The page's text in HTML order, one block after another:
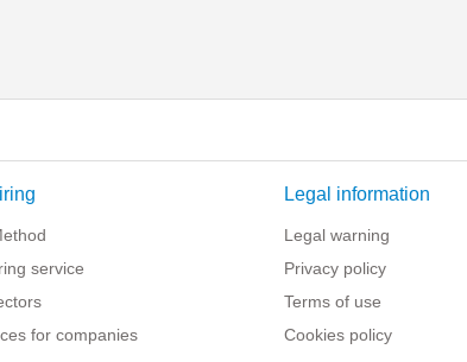
service
for companies
Legal information
Legal warning
Privacy policy
Terms of use
Cookies policy